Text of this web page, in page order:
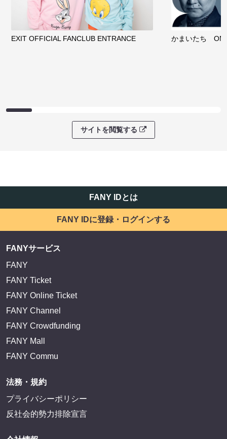
EXIT OFFICIAL FANCLUB ENTRANCE かまいたち
サイトを閲覧する
FANY IDとは
FANY IDに登録・ログインする
FANYサービス
FANY
FANY Ticket
FANY Online Ticket
FANY Channel
FANY Crowdfunding
FANY Mall
FANY Commu
法務・規約
プライバシーポリシー
反社会的勢力排除宣言